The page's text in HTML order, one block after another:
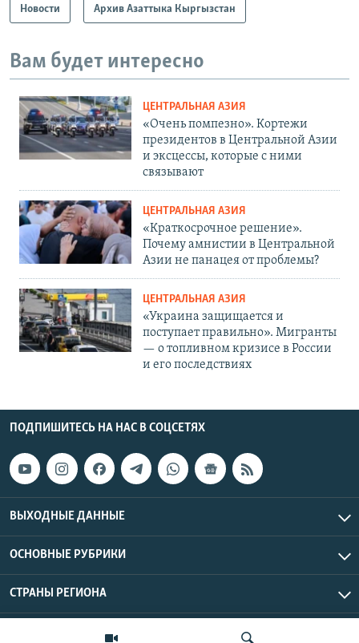
Новости Архив Азаттыка Кыргызстан
Вам будет интересно
ЦЕНТРАЛЬНАЯ АЗИЯ
«Очень помпезно». Кортежи
президентов в Центральной Азии
и эксцессы, которые с ними
связывают
ЦЕНТРАЛЬНАЯ АЗИЯ
«Краткосрочное решение».
Почему амнистии в Центральной
Азии не панацея от проблемы?
ЦЕНТРАЛЬНАЯ АЗИЯ
«Украина защищается и
поступает правильно». Мигранты
— о топливном кризисе в России
и его последствиях
ПОДПИШИТЕСЬ НА НАС В СОЦСЕТЯХ
ВЫХОДНЫЕ ДАННЫЕ
ОСНОВНЫЕ РУБРИКИ
СТРАНЫ РЕГИОНА
Азаттык Азия © 2026 RFE/RL, Inc. | Все права защищены.